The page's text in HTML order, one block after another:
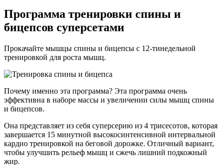
Программа тренировки спины и
бицепсов суперсетами
Прокачайте мышцы спины и бицепсы с 12-тинедельной
тренировкой для роста мышц.
Почему именно эта программа? Эта программа очень
эффективна в наборе массы и увеличении силы мышц спины
и бицепсов.
Она представляет из себя суперсерию из 4 трисесотов, которая
завершается 15 минутной высокосинтенсивной интервальной
кардио тренировкой на беговой дорожке. Отличный вариант,
чтобы улучшить рельеф мышц и сжечь лишний подкожный
жир.